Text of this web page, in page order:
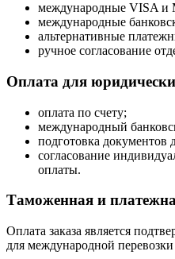
международные VISA и
международные
альтернативные
ручное согласование
Оплата для
оплата по счету;
международный
подготовка документов
согласование
оплаты.
Таможенная и
Оплата заказа является
для международной